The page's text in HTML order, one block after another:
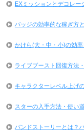
EXミッションとデコレ
バッジの効率的な稼ぎ方
かけら(大・中・小)の効
ライブブースト回復方法
キャラクターレベル上げ
スターの入手方法・使い
バンドストーリーとは？